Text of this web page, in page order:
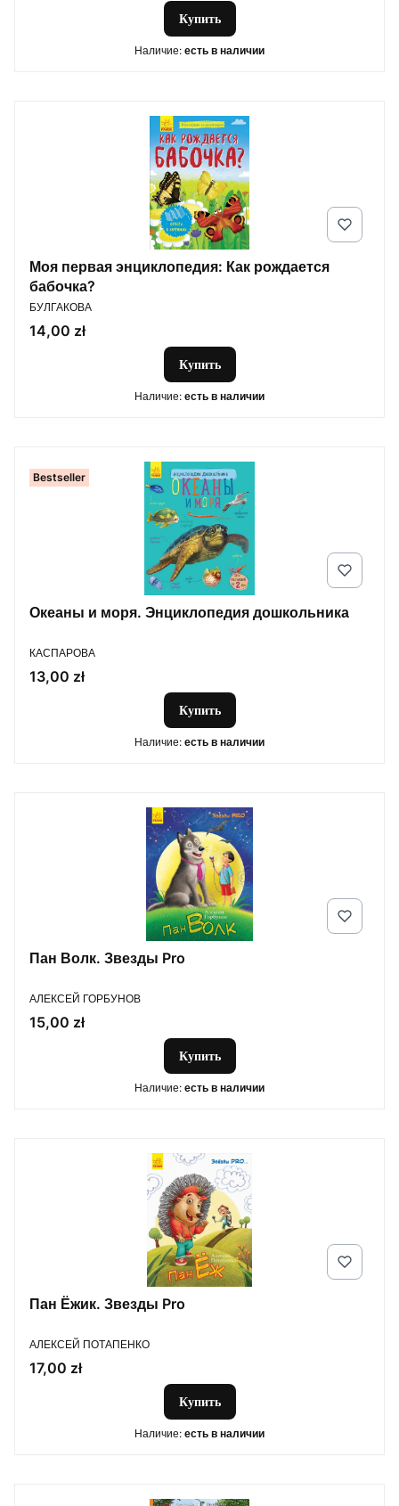
Купить
Наличие: есть в наличии
Моя первая энциклопедия: Как рождается
бабочка?
ПРОИЗВОДИТЕЛЬ
БУЛГАКОВА
Цена
14,00 zł
Купить
Наличие: есть в наличии
Bestseller
Океаны и моря. Энциклопедия дошкольника
ПРОИЗВОДИТЕЛЬ
КАСПАРОВА
Цена
13,00 zł
Купить
Наличие: есть в наличии
Пан Волк. Звезды Pro
ПРОИЗВОДИТЕЛЬ
АЛЕКСЕЙ ГОРБУНОВ
Цена
15,00 zł
Купить
Наличие: есть в наличии
Пан Ёжик. Звезды Pro
ПРОИЗВОДИТЕЛЬ
АЛЕКСЕЙ ПОТАПЕНКО
Цена
17,00 zł
Купить
Наличие: есть в наличии